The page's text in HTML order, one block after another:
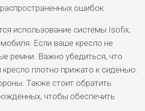
ошибок.
использование системы Isofix,
Если ваше кресло не
ремни. Важно убедиться, что
плотно прижато к сиденью.
Также стоит обратить
чтобы обеспечить